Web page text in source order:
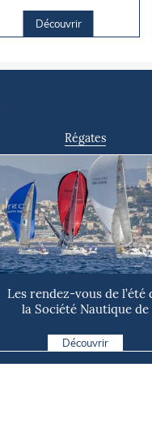
Découvrir
Régates
Les rendez-vous de l’été
la Société Nautique de
Découvrir